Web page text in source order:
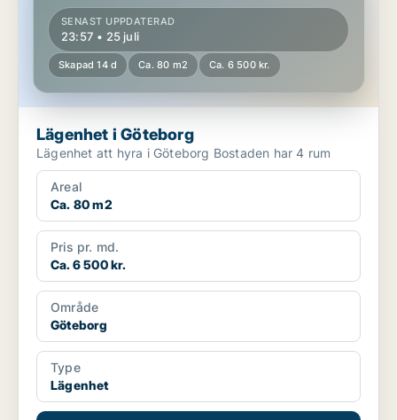
SENAST UPPDATERAD
23:57 • 25 juli
Skapad 14 d Ca. 80 m2 Ca. 6 500 kr.
Lägenhet i Göteborg
Lägenhet att hyra i Göteborg Bostaden har 4 rum
Areal
Ca. 80 m2
Pris pr. md.
Ca. 6 500 kr.
Område
Göteborg
Type
Lägenhet